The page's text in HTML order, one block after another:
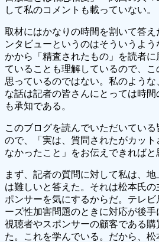
して私のコメントも載っていない。
取材にはかなりの時間を割いて答え
ンタビューというのはそういうよ
かから「精査されたもの」を読者
ていることも理解しているので、こ
思っているのではない。私のような
な話は記者の皆さんにとっては時
も承知である。
このブログを読んでいただいてい
ので、「実は、質問されたがカッ
なかったこと」をお伝えできればと
まず、記者の質問に対して私は、
は難しいと答えた。それは松本氏
ポンサーを気にするからだ。テレ
ーズ性加害問題のときに対応が後
視聴者やスポンサーの顧客である
た。これを学んでいる。だから、